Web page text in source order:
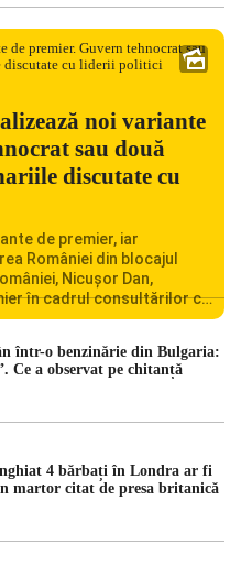
noi variante
sau două
discutate cu
de premier, iar
României din blocajul
Nicușor Dan,
în cadrul consultărilor cu
despre scenariul unui
a două cabinete
noi variante de premier
într-o benzinărie din Bulgaria:
Ce a observat pe chitanță
4 bărbați în Londra ar fi
martor citat de presa britanică